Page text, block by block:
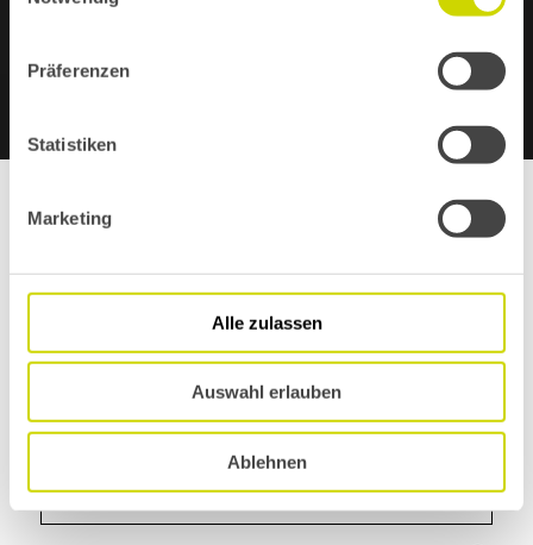
Präferenzen
Statistiken
Marketing
Alle zulassen
Auswahl erlauben
Ablehnen
Typ
Preis
Popularität
Isolation
Flächenbündig